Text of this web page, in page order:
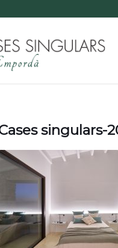
singulars-